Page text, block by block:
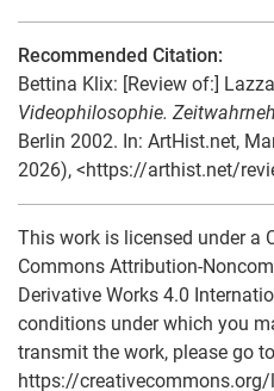
Recommended Citation:
Bettina Klix: [Review of:]
Videophilosophie.
Berlin 2002. In: ArtHist.net,
2026), <https://arthist.net/
This work is licensed under a
Commons Attribution-
Derivative Works 4.0
conditions under which you
transmit the work, please go to
https://